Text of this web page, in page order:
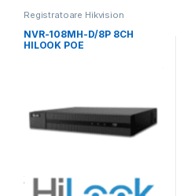
Registratoare Hikvision
NVR-108MH-D/8P 8CH
HILOOK POE